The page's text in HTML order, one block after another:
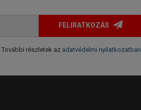
FELIRATKOZÁS
részletek az adatvédelmi nyilatkozatban